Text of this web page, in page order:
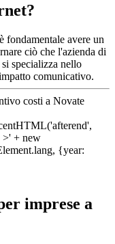
fondamentale avere un
ciò che l'azienda di
si specializza nello
comunicativo.
imprese a